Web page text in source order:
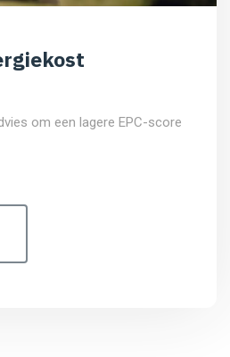
om een lagere EPC-score